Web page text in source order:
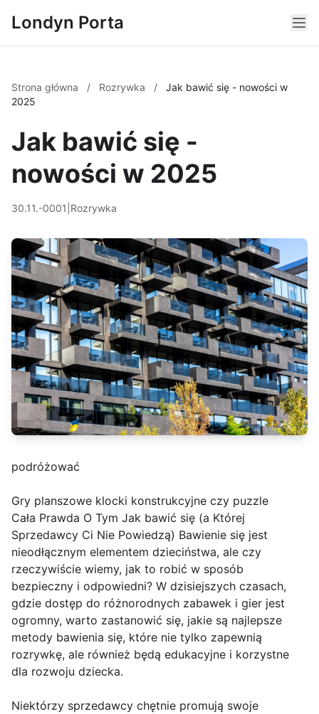
Londyn Porta
Strona główna / Rozrywka /
Jak bawić się - nowości w
2025
Jak bawić się -
nowości w 2025
30.11.-0001 Rozrywka
podróżować
Gry planszowe klocki konstrukcyjne czy puzzle
Cała Prawda O Tym Jak bawić się (a Której
Sprzedawcy Ci Nie Powiedzą) Bawienie się jest
nieodłącznym elementem dzieciństwa, ale czy
rzeczywiście wiemy, jak to robić w sposób
bezpieczny i odpowiedni? W dzisiejszych czasach,
gdzie dostęp do różnorodnych zabawek i gier jest
ogromny, warto zastanowić się, jakie są najlepsze
metody bawienia się, które nie tylko zapewnią
rozrywkę, ale również będą edukacyjne i korzystne
dla rozwoju dziecka.
Niektórzy sprzedawcy chętnie promują swoje